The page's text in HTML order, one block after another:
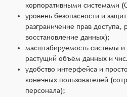
корпоративными системами
уровень безопасности и
разграничение прав доступа,
восстановление данных);
масштабируемость системы и
растущий объём данных и
удобство интерфейса и
конечных пользователей
персонала);